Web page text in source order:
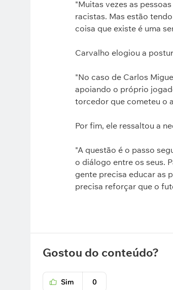
"Muitas vezes as
racistas. Mas estão
coisa que existe é uma
Carvalho elogiou a
"No caso de Carlos
apoiando o próprio
torcedor que cometeu o
Por fim, ele ressaltou a
"A questão é o passo
o diálogo entre os seus.
gente precisa educar as
precisa reforçar que o
Gostou do conteúdo?
Sim 0